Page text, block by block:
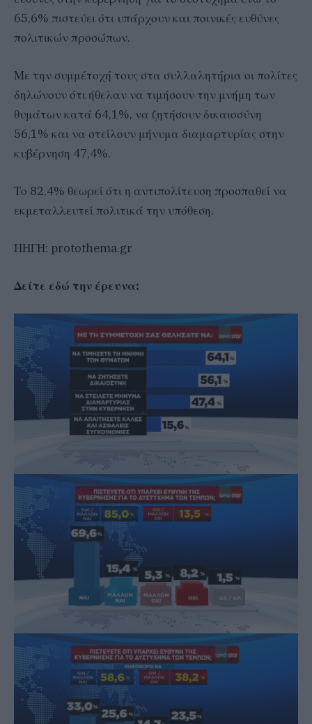
65,6% πιστεύει ότι υπάρχουν και ποινικές ευθύνες
πολιτικών προσώπων.
Με την συμμέτοχή τους στα συλλαλητήρια οι πολίτες
δηλώνουν ότι ήθελαν να τιμήσουν την μνήμη των
θυμάτων κατά 64,1%, να ζητήσουν δικαιοσύνη
56,1% και να στείλουν μήνυμα διαμαρτυρίας στην
κυβέρνηση 47,4%.
Το 82,4% θεωρεί ότι η αντιπολίτευση προσπαθεί να
εκμεταλλευτεί πολιτικά την υπόθεση.
ΠΗΓΗ: protothema.gr
Δείτε εδώ την έρευνα: